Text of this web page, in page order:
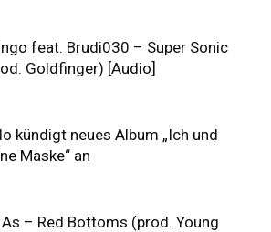
feat. Brudi030 – Super Sonic
Goldfinger) [Audio]
kündigt neues Album „Ich und
Maske“ an
– Red Bottoms (prod. Young